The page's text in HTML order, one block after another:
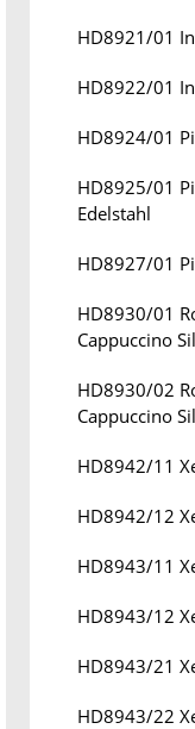
HD8921/01
HD8922/01
HD8924/01
HD8925/01
Edelstahl
HD8927/01
HD8930/01
Cappuccino
HD8930/02
Cappuccino
HD8942/11
HD8942/12
HD8943/11
HD8943/12
HD8943/21
HD8943/22